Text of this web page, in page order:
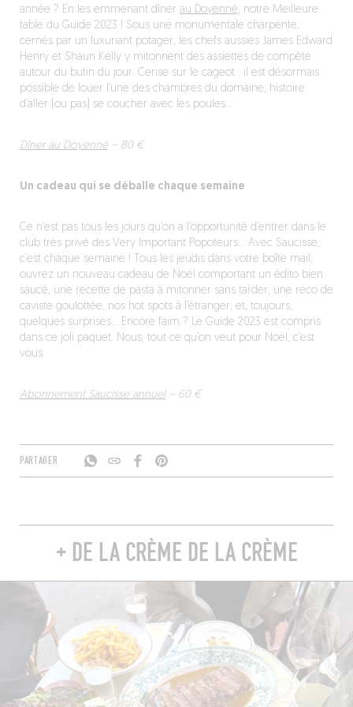
année ? En les emmenant dîner au Doyenné, notre Meilleure
table du Guide 2023 ! Sous une monumentale charpente,
cernés par un luxuriant potager, les chefs aussies James Edward
Henry et Shaun Kelly y mitonnent des assiettes de compète
autour du butin du jour. Cerise sur le cageot : il est désormais
possible de louer l’une des chambres du domaine, histoire
d’aller (ou pas) se coucher avec les poules…
Dîner au Doyenné– 80 €
Un cadeau qui se déballe chaque semaine
Ce n’est pas tous les jours qu’on a l’opportunité d’entrer dans le
club très privé des Very Important Popoteurs… Avec Saucisse,
c’est chaque semaine ! Tous les jeudis dans votre boîte mail,
ouvrez un nouveau cadeau de Noël comportant un édito bien
saucé, une recette de pasta à mitonner sans tarder, une reco de
caviste goulottée, nos hot spots à l’étranger, et, toujours,
quelques surprises… Encore faim ? Le Guide 2023 est compris
dans ce joli paquet. Nous, tout ce qu’on veut pour Noël, c’est
vous.
Abonnement Saucisse annuel– 60 €
PARTAGER
+ DE LA CRÈME DE LA CRÈME